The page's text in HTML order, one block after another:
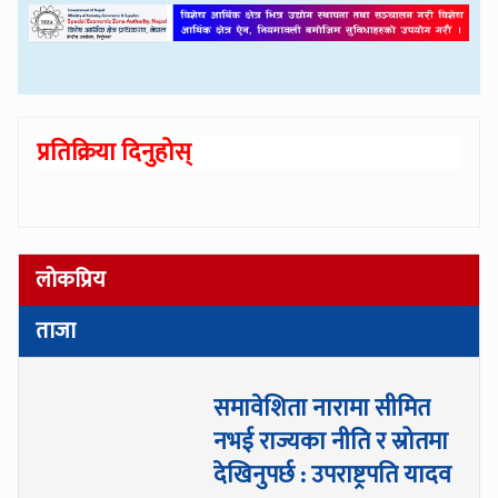
प्रतिक्रिया दिनुहोस्
लोकप्रिय
ताजा
समावेशिता नारामा सीमित
नभई राज्यका नीति र स्रोतमा
देखिनुपर्छ : उपराष्ट्रपति यादव